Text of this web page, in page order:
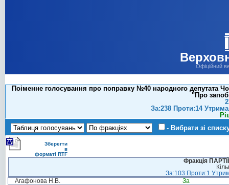
Офіційний
Поіменне голосування про поправку №40 народного депутата
"Про
За:238 Проти:14
- Вибрати зі
Зберегти
в
форматі RTF
Фракція
За:103 Проти:1
Агафонова Н.В.
За